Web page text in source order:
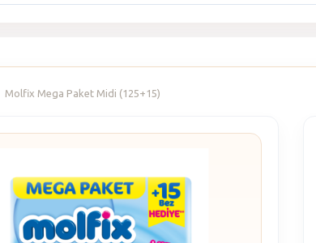
Molfix Mega Paket Midi (125+15)